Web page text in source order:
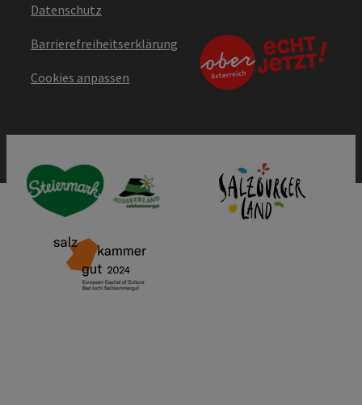
Datenschutz
Barrierefreiheitserklärung
Cookies anpassen